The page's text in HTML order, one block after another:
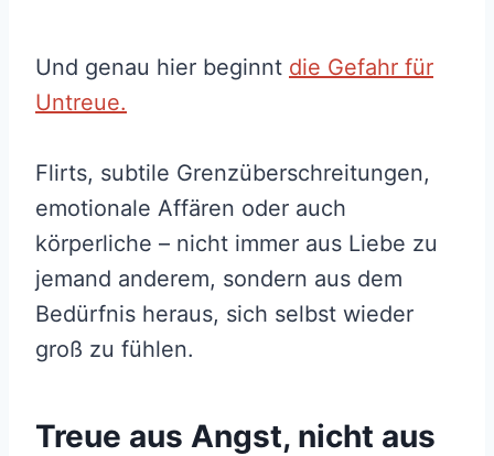
Und genau hier beginnt die Gefahr für
Untreue.
Flirts, subtile Grenzüberschreitungen,
emotionale Affären oder auch
körperliche – nicht immer aus Liebe zu
jemand anderem, sondern aus dem
Bedürfnis heraus, sich selbst wieder
groß zu fühlen.
Treue aus Angst, nicht aus